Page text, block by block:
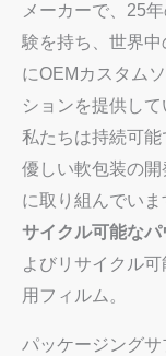
メーカーで、25
験を持ち、世界中
にOEMカスタム
ションを提供して
私たちは持続可能
優しい軟包装の開
に取り組んでいま
サイクル可能なパ
よびリサイクル可
用フィルム。
パッケージングサ